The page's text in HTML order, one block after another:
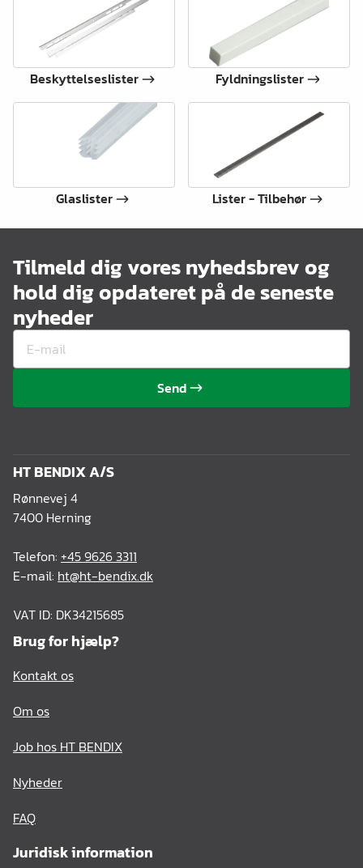
Beskyttelseslister Fyldningslister
Glaslister Lister - Tilbehør
Tilmeld dig vores nyhedsbrev og
hold dig opdateret på de seneste
nyheder
Send
HT BENDIX A/S
Rønnevej 4
7400 Herning
Telefon: +45 9626 3311
E-mail: ht@ht-bendix.dk
VAT ID: DK34215685
Brug for hjælp?
Kontakt os
Om os
Job hos HT BENDIX
Nyheder
FAQ
Juridisk information